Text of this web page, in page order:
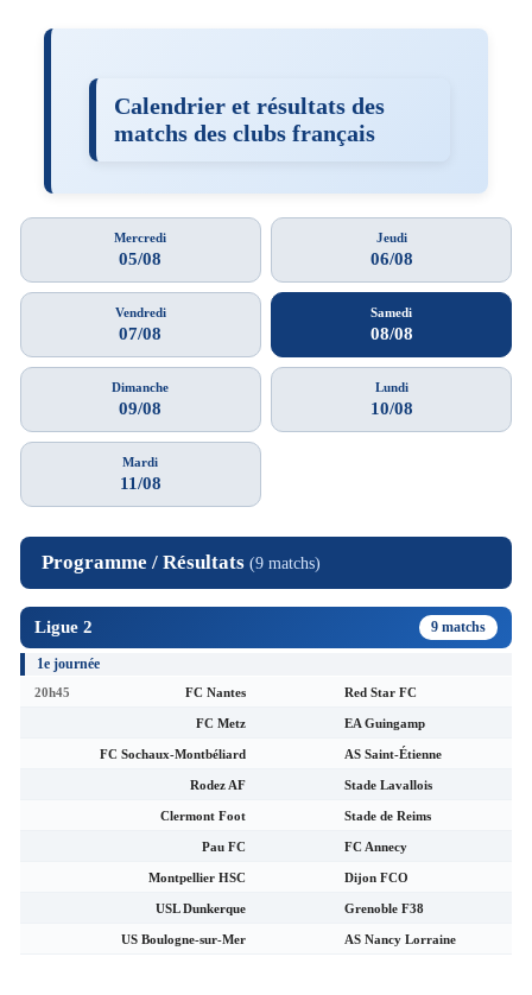
Calendrier et résultats des
matchs des clubs français
Mercredi
05/08
Jeudi
06/08
Vendredi
07/08
Samedi
08/08
Dimanche
09/08
Lundi
10/08
Mardi
11/08
Programme / Résultats (9 matchs)
Ligue 2 9 matchs
1e journée
20h45 FC Nantes Red Star FC
FC Metz EA Guingamp
FC Sochaux-Montbéliard AS Saint-Étienne
Rodez AF Stade Lavallois
Clermont Foot Stade de Reims
Pau FC FC Annecy
Montpellier HSC Dijon FCO
USL Dunkerque Grenoble F38
US Boulogne-sur-Mer AS Nancy Lorraine